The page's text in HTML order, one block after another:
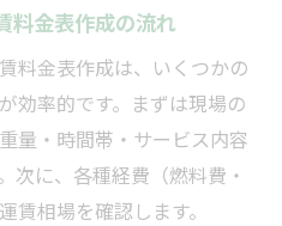
料金表作成の流れ
料金表作成は、いくつかの
効率的です。まずは現場の
量・時間帯・サービス内容
次に、各種経費（燃料費・
賃相場を確認します。